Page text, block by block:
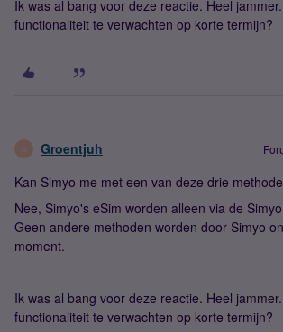
Ik was al bang voor deze reactie. Heel
functionaliteit te verwachten op korte termijn?
G Groentjuh
Kan Simyo me met een van deze drie
Nee, Simyo's eSim worden alleen via de
Geen andere methoden worden door Simyo
moment.
Ik was al bang voor deze reactie. Heel
functionaliteit te verwachten op korte termijn?